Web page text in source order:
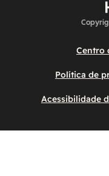
Centro
Política de
Acessibilidade